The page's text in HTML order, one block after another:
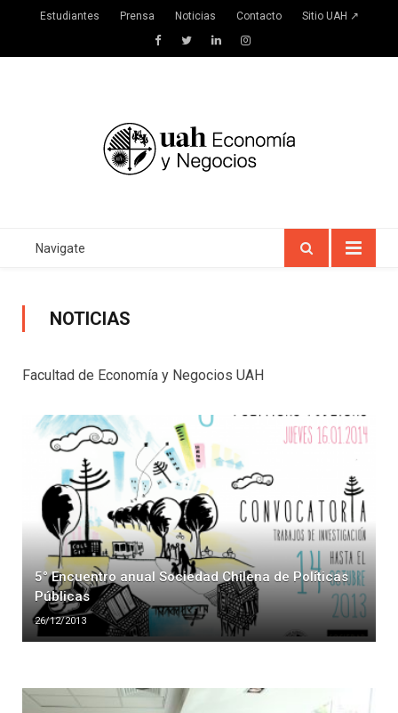
Estudiantes Prensa Noticias Contacto Sitio UAH ↗
FacebookTwitterLinkedInInstagram
Navigate
NOTICIAS
Facultad de Economía y Negocios UAH
5° Encuentro anual Sociedad Chilena de Políticas
Públicas
26/12/2013